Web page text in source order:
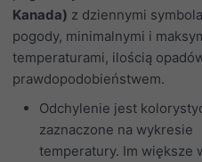
Kanada) z dziennymi
pogody, minimalnymi i
temperaturami, ilością
prawdopodobieństwem.
Odchylenie jest
zaznaczone na wykresie
temperatury. Im większe